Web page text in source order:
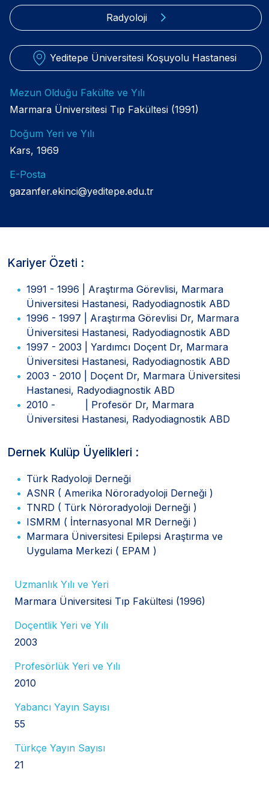
Radyoloji
Yeditepe Üniversitesi Koşuyolu Hastanesi
Mezun Olduğu Fakülte ve Yılı
Marmara Üniversitesi Tıp Fakültesi (1991)
Doğum Yeri ve Yılı
Kars, 1969
E-Posta
gazanfer.ekinci@yeditepe.edu.tr
Kariyer Özeti :
1991 - 1996 | Araştırma Görevlisi, Marmara
Üniversitesi Hastanesi, Radyodiagnostik ABD
1996 - 1997 | Araştırma Görevlisi Dr, Marmara
Üniversitesi Hastanesi, Radyodiagnostik ABD
1997 - 2003 | Yardımcı Doçent Dr, Marmara
Üniversitesi Hastanesi, Radyodiagnostik ABD
2003 - 2010 | Doçent Dr, Marmara Üniversitesi
Hastanesi, Radyodiagnostik ABD
2010 - | Profesör Dr, Marmara
Üniversitesi Hastanesi, Radyodiagnostik ABD
Dernek Kulüp Üyelikleri :
Türk Radyoloji Derneği
ASNR ( Amerika Nöroradyoloji Derneği )
TNRD ( Türk Nöroradyoloji Derneği )
ISMRM ( İnternasyonal MR Derneği )
Marmara Üniversitesi Epilepsi Araştırma ve
Uygulama Merkezi ( EPAM )
Uzmanlık Yılı ve Yeri
Marmara Üniversitesi Tıp Fakültesi (1996)
Doçentlik Yeri ve Yılı
2003
Profesörlük Yeri ve Yılı
2010
Yabancı Yayın Sayısı
55
Türkçe Yayın Sayısı
21